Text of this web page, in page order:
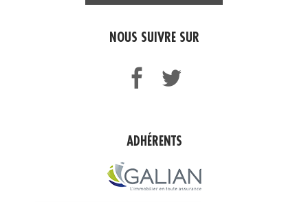
NOUS SUIVRE SUR
ADHÉRENTS